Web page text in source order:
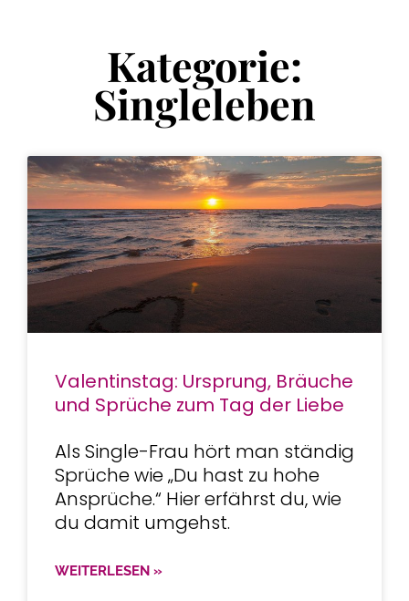
Kategorie:
Singleleben
Valentinstag: Ursprung, Bräuche
und Sprüche zum Tag der Liebe
Als Single-Frau hört man ständig
Sprüche wie „Du hast zu hohe
Ansprüche.“ Hier erfährst du, wie
du damit umgehst.
WEITERLESEN »